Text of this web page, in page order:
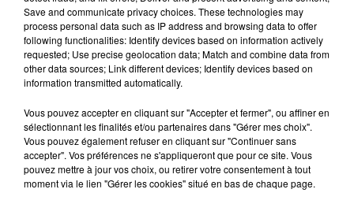
retour de la canicule
TITRES DIFFUSÉS
Save and communicate privacy choices. These technologies may
process personal data such as IP address and browsing data to offer
following functionalities: Identify devices based on information actively
requested; Use precise geolocation data; Match and combine data from
other data sources; Link different devices; Identify devices based on
information transmitted automatically.
Vous pouvez accepter en cliquant sur "Accepter et fermer", ou affiner en
sélectionnant les finalités et/ou partenaires dans "Gérer mes choix".
Vous pouvez également refuser en cliquant sur "Continuer sans
accepter". Vos préférences ne s'appliqueront que pour ce site. Vous
pouvez mettre à jour vos choix, ou retirer votre consentement à tout
moment via le lien "Gérer les cookies" situé en bas de chaque page.